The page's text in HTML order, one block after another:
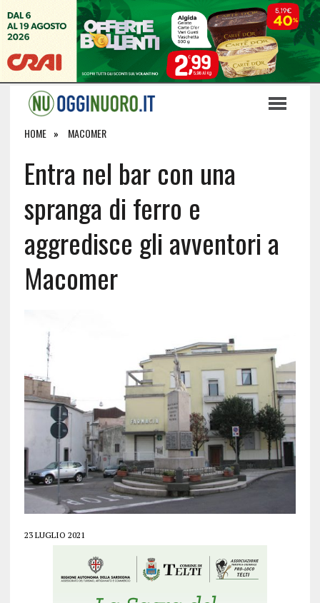
HOME MACOMER
Entra nel bar con una
spranga di ferro e
aggredisce gli avventori a
Macomer
23 LUGLIO 2021